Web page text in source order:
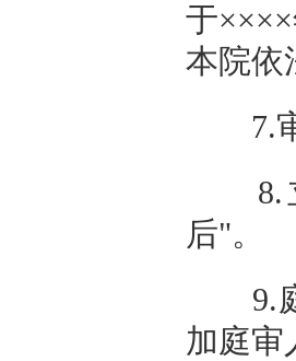
于
本院
7.审
8.立
后"。
9.庭
加庭审